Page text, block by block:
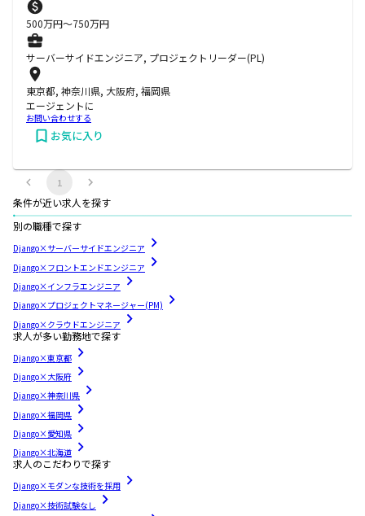
500万円〜750万円
サーバーサイドエンジニア, プロジェクトリーダー(PL)
東京都, 神奈川県, 大阪府, 福岡県
エージェントに
お問い合わせする
お気に入り
1
条件が近い求人を探す
別の職種で探す
Django×サーバーサイドエンジニア
Django×フロントエンドエンジニア
Django×インフラエンジニア
Django×プロジェクトマネージャー(PM)
Django×クラウドエンジニア
求人が多い勤務地で探す
Django×東京都
Django×大阪府
Django×神奈川県
Django×福岡県
Django×愛知県
Django×北海道
求人のこだわりで探す
Django×モダンな技術を採用
Django×技術試験なし